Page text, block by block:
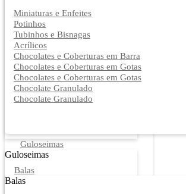
Miniaturas e Enfeites
Potinhos
Tubinhos e Bisnagas
Acrílicos
Chocolates e Coberturas em Barra
Chocolates e Coberturas em Gotas
Chocolates e Coberturas em Gotas
Chocolate Granulado
Chocolate Granulado
Guloseimas
Guloseimas
Balas
Balas